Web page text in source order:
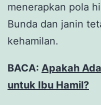
menerapkan pola
Bunda dan janin
kehamilan.
BACA: Apakah
untuk Ibu Hamil?